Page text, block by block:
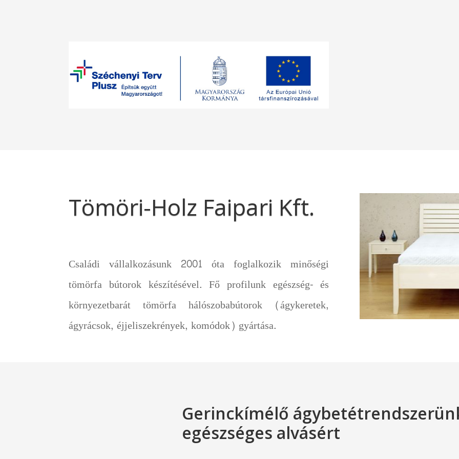
Tömöri-Holz Faipari Kft.
Családi vállalkozásunk 2001 óta foglalkozik minőségi
tömörfa bútorok készítésével. Fő profilunk egészség- és
környezetbarát tömörfa hálószobabútorok (ágykeretek,
ágyrácsok, éjjeliszekrények, komódok) gyártása.
Gerinckímélő
egészséges alvásért